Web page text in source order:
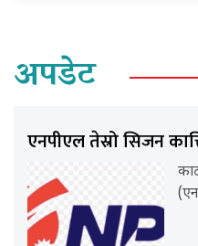
अपडेट
एनपीएल तेस्रो सिजन